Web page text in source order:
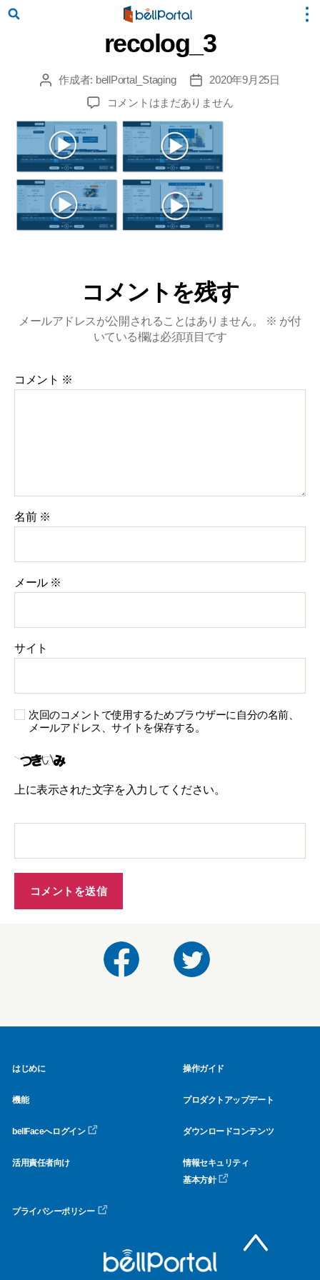
recolog_3
投 作成者: bellPortal_Staging
投
稿
日
2020年9月25日
recolog_3
コメントはまだありません
コメントを残す
メールアドレスが公開されることはありません。 ※ が付
いている欄は必須項目です
コメント ※
名前 ※
メール ※
サイト
次回のコメントで使用するためブラウザーに自分の名前、
メールアドレス、サイトを保存する。
上に表示された文字を入力してください。
はじめに 操作ガイド
機能 プロダクトアップデート
bellFaceへログイン ダウンロードコンテンツ
活用責任者向け
情報セキュリティ
基本方針
プライバシーポリシー